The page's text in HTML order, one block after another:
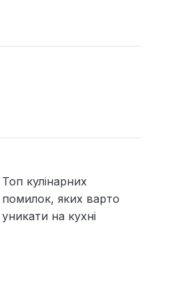
Топ кулінарних
помилок, яких варто
уникати на кухні